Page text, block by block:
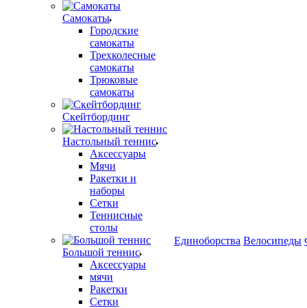
Самокаты
Городские
самокаты
Трехколесные
самокаты
Трюковые
самокаты
Скейтбординг
Настольный теннис
Аксессуары
Мячи
Ракетки и
наборы
Сетки
Теннисные
столы
Большой теннис
Аксессуары
мячи
Ракетки
Сетки
Единоборства Велосипеды